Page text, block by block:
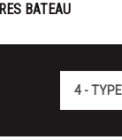
BATEAU